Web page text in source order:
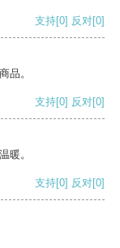
支持[0] 反对[0]
品。
支持[0] 反对[0]
暖。
支持[0] 反对[0]